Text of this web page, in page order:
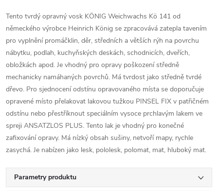
Tento tvrdý opravný vosk KÖNIG Weichwachs Kö 141 od
německého výrobce Heinrich König se zpracovává zatepla tavením
pro vyplnění promáčklin, děr, středních a větších rýh na povrchu
nábytku, podlah, kuchyňských deskách, schodnicích, dveřích,
obložkách apod. Je vhodný pro opravy poškození středně
mechanicky namáhaných povrchů. Má tvrdost jako středně tvrdé
dřevo. Pro sjednocení odstínu opravovaného místa se doporučuje
opravené místo přelakovat lakovou tužkou PINSEL FIX v patřičném
odstínu nebo přestříknout speciálním vysoce prchlavým lakem ve
spreji ANSATZLOS PLUS. Tento lak je vhodný pro konečné
zafixování opravy. Má nízký obsah sušiny, netvoří mapy, rychle
zasychá. Je nabízen jako lesk, pololesk, polomat, mat, hluboký mat.
Parametry produktu